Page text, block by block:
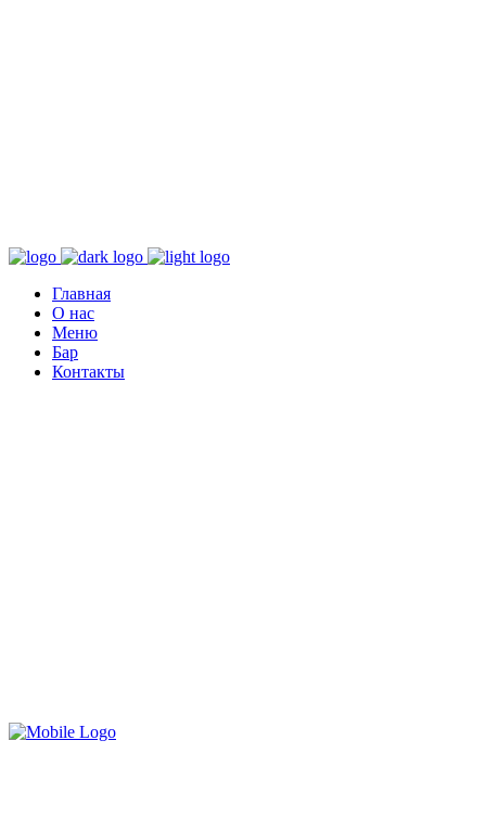
Главная
О нас
Меню
Бар
Контакты